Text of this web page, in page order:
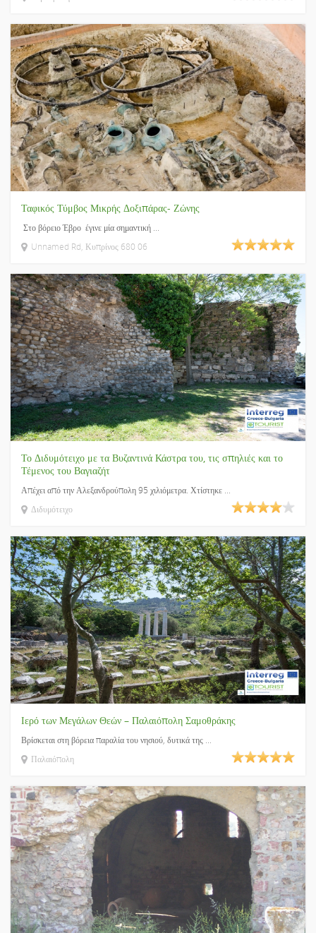
Ταφικός Τύμβος Μικρής Δοξιπάρας- Ζώνης
Στο βόρειο Έβρο έγινε μία σημαντική ...
Unnamed Rd, Κυπρίνος 680 06
Το Διδυμότειχο με τα Βυζαντινά Κάστρα του, τις σπηλιές και το
Τέμενος του Βαγιαζήτ
Απέχει από την Αλεξανδρούπολη 95 χιλιόμετρα. Χτίστηκε ...
Διδυμότειχο
Ιερό των Μεγάλων Θεών – Παλαιόπολη Σαμοθράκης
Βρίσκεται στη βόρεια παραλία του νησιού, δυτικά της ...
Παλαιόπολη